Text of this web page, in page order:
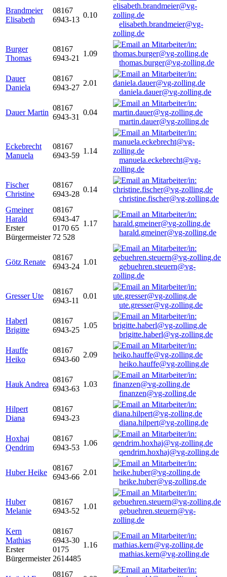
Brandmeier
Elisabeth
08167
6943-13
0.10
elisabeth.brandmeier@vg-
zolling.de
Burger
Thomas
08167
6943-21
1.09
thomas.burger@vg-zolling.de
Dauer
Daniela
08167
6943-27
2.01
daniela.dauer@vg-zolling.de
Dauer Martin
08167
6943-31
0.04
martin.dauer@vg-zolling.de
Eckebrecht
Manuela
08167
6943-59
1.14
manuela.eckebrecht@vg-
zolling.de
Fischer
Christine
08167
6943-28
0.14
christine.fischer@vg-zolling.de
Gmeiner
Harald
Erster
Bürgermeister
08167
6943-47
0170 65
72 528
1.17
harald.gmeiner@vg-zolling.de
Götz Renate
08167
6943-24
1.01
gebuehren.steuern@vg-
zolling.de
Gresser Ute
08167
6943-11
0.01
ute.gresser@vg-zolling.de
Haberl
Brigitte
08167
6943-25
1.05
brigitte.haberl@vg-zolling.de
Hauffe
Heiko
08167
6943-60
2.09
heiko.hauffe@vg-zolling.de
Hauk Andrea
08167
6943-63
1.03
finanzen@vg-zolling.de
Hilpert
Diana
08167
6943-23
diana.hilpert@vg-zolling.de
Hoxhaj
Qendrim
08167
6943-53
1.06
qendrim.hoxhaj@vg-zolling.de
Huber Heike
08167
6943-66
2.01
heike.huber@vg-zolling.de
Huber
Melanie
08167
6943-52
1.01
gebuehren.steuern@vg-
zolling.de
Kern
Mathias
Erster
Bürgermeister
08167
6943-30
0175
2614485
1.16
mathias.kern@vg-zolling.de
08167